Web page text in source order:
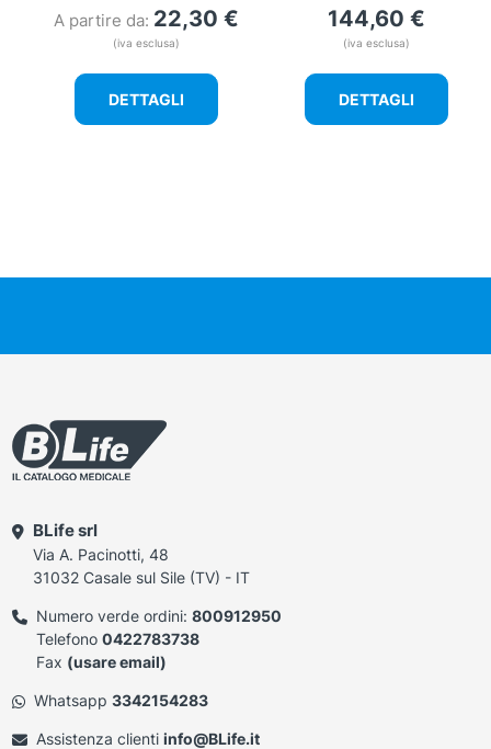
A partire da: 22,30 €
(iva esclusa)
DETTAGLI
144,60 €
(iva esclusa)
DETTAGLI
BLife srl
Via A. Pacinotti, 48
31032 Casale sul Sile (TV) - IT
Numero verde ordini: 800912950
Telefono 0422783738
Fax (usare email)
Whatsapp 3342154283
Assistenza clienti info@BLife.it